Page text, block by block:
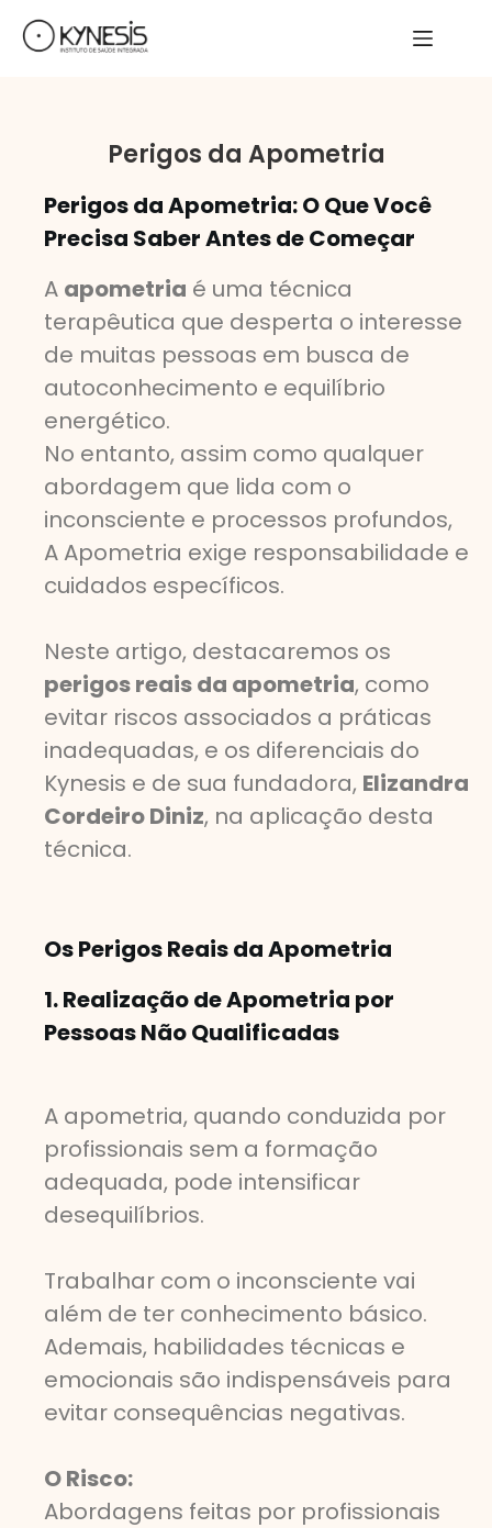
Perigos da Apometria
Perigos da Apometria: O Que Você
Precisa Saber Antes de Começar
A apometria é uma técnica
terapêutica que desperta o interesse
de muitas pessoas em busca de
autoconhecimento e equilíbrio
energético.
No entanto, assim como qualquer
abordagem que lida com o
inconsciente e processos profundos,
A Apometria exige responsabilidade e
cuidados específicos.
Neste artigo, destacaremos os
perigos reais da apometria, como
evitar riscos associados a práticas
inadequadas, e os diferenciais do
Kynesis e de sua fundadora, Elizandra
Cordeiro Diniz, na aplicação desta
técnica.
Os Perigos Reais da Apometria
1. Realização de Apometria por
Pessoas Não Qualificadas
A apometria, quando conduzida por
profissionais sem a formação
adequada, pode intensificar
desequilíbrios.
Trabalhar com o inconsciente vai
além de ter conhecimento básico.
Ademais, habilidades técnicas e
emocionais são indispensáveis para
evitar consequências negativas.
O Risco:
Abordagens feitas por profissionais